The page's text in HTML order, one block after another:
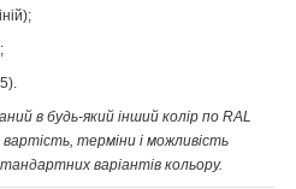
в будь-який інший колір по RAL
терміни і можливість
варіантів кольору.